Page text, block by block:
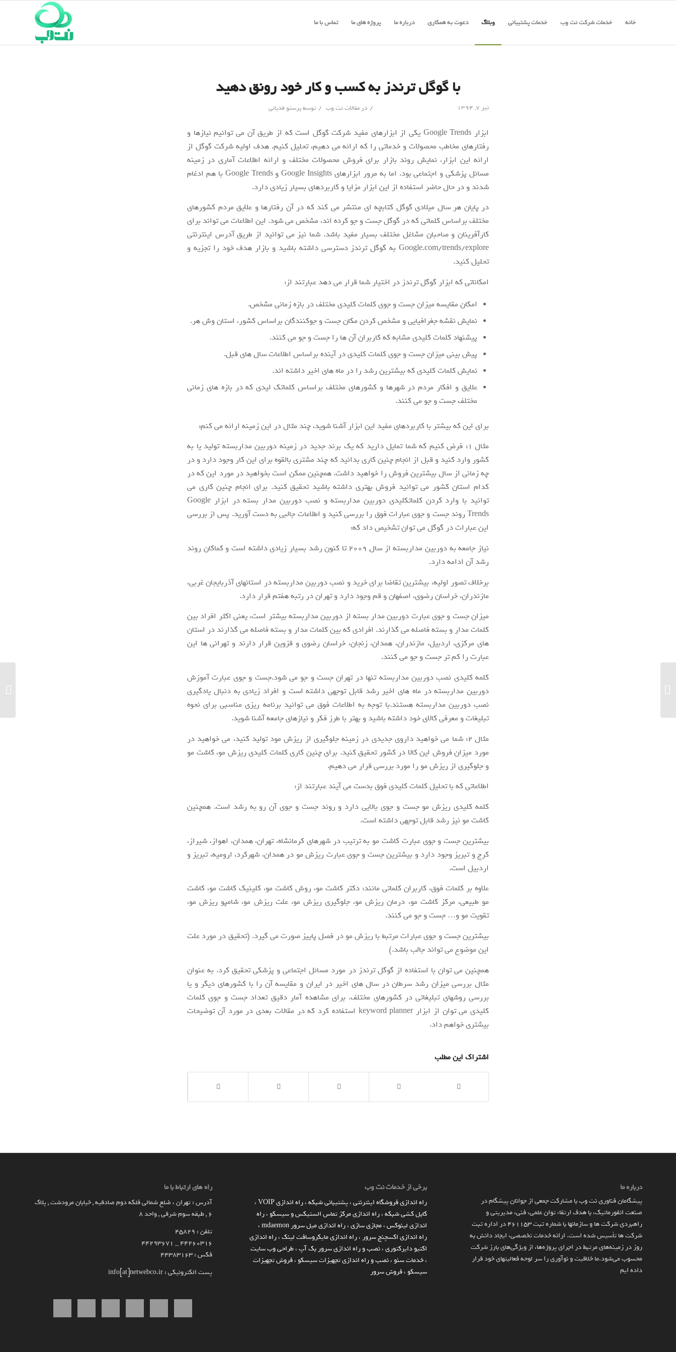
خانه خدمات شرکت نت وب خدمات پشتیبانی وبلاگ دعوت به همکاری درباره ما پروژه های ما تماس با ما
با گوگل ترندز به کسب و کار خود رونق دهید
تیر ۷, ۱۳۹۴ / درمقالات نت وب / توسطپرستو قدیانی
ابزار Google Trends یکی از ابزارهای مفید شرکت گوگل است که از طریق آن می توانیم نیازها و
رفتارهای مخاطب محصولات و خدماتی را که ارائه می دهیم، تحلیل کنیم. هدف اولیه شرکت گوگل از
ارائه این ابزار، نمایش روند بازار برای فروش محصولات مختلف و ارائه اطلاعات آماری در زمینه
مسائل پزشکی و اجتماعی بود. اما به مرور ابزارهای Google Insights و Google Trends با هم ادغام
شدند و در حال حاضر استفاده از این ابزار مزایا و کاربردهای بسیار زیادی دارد.
در پایان هر سال میلادی گوگل کتابچه ای منتشر می کند که در آن رفتارها و علایق مردم کشورهای
مختلف براساس کلماتی که در گوگل جست و جو کرده اند، مشخص می شود. این اطلاعات می تواند برای
کارآفرینان و صاحبان مشاغل مختلف بسیار مفید باشد. شما نیز می توانید از طریق آدرس اینترنتی
Google.com/trends/explore به گوگل ترندز دسترسی داشته باشید و بازار هدف خود را تجزیه و
تحلیل کنید.
امکاناتی که ابزار گوگل ترندز در اختیار شما قرار می دهد عبارتند از:
امکان مقایسه میزان جست و جوی کلمات کلیدی مختلف در بازه زمانی مشخص.
نمایش نقشه جغرافیایی و مشخص کردن مکان جست و جوکنندگان براساس کشور، استان وش هر.
پیشنهاد کلمات کلیدی مشابه که کاربران آن ها را جست و جو می کنند.
پیش بینی میزان جست و جوی کلمات کلیدی در آینده براساس اطلاعات سال های قبل.
نمایش کلمات کلیدی که بیشترین رشد را در ماه های اخیر داشته اند.
علایق و افکار مردم در شهرها و کشورهای مختلف براساس کلماتک لیدی که در بازه های زمانی
مختلف جست و جو می کنند.
برای این که بیشتر با کاربردهای مفید این ابزار آشنا شوید، چند مثال در این زمینه ارائه می کنم:
مثال ۱: فرض کنیم که شما تمایل دارید که یک برند جدید در زمینه دوربین مداربسته تولید یا به
کشور وارد کنید و قبل از انجام چنین کاری بدانید که چند مشتری بالقوه برای این کار وجود دارد و در
چه زمانی از سال بیشترین فروش را خواهید داشت. همچنین ممکن است بخواهید در مورد این که در
کدام استان کشور می توانید فروش بهتری داشته باشید تحقیق کنید. برای انجام چنین کاری می
توانید با وارد کردن کلماتکلیدی دوربین مداربسته و نصب دوربین مدار بسته در ابزار Google
Trends روند جست و جوی عبارات فوق را بررسی کنید و اطلاعات جالبی به دست آورید. پس از بررسی
این عبارات در گوگل می توان تشخیص داد که:
نیاز جامعه به دوربین مداربسته از سال ۲۰۰۹ تا کنون رشد بسیار زیادی داشته است و کماکان روند
رشد آن ادامه دارد.
برخلاف تصور اولیه، بیشترین تقاضا برای خرید و نصب دوربین مداربسته در استانهای آذربایجان غربی،
مازندران، خراسان رضوی، اصفهان و قم وجود دارد و تهران در رتبه هفتم قرار دارد.
میزان جست و جوی عبارت دوربین مدار بسته از دوربین مداربسته بیشتر است، یعنی اکثر افراد بین
کلمات مدار و بسته فاصله می گذارند. افرادی که بین کلمات مدار و بسته فاصله می گذارند در استان
های مرکزی، اردبیل، مازندران، همدان، زنجان، خراسان رضوی و قزوین قرار دارند و تهرانی ها این
عبارت را کم تر جست و جو می کنند.
کلمه کلیدی نصب دوربین مداربسته تنها در تهران جست و جو می شود.جست و جوی عبارت آموزش
دوربین مداربسته در ماه های اخیر رشد قابل توجهی داشته است و افراد زیادی به دنبال یادگیری
نصب دوربین مداربسته هستند.با توجه به اطلاعات فوق می توانید برنامه ریزی مناسبی برای نحوه
تبلیغات و معرفی کالای خود داشته باشید و بهتر با طرز فکر و نیازهای جامعه آشنا شوید.
مثال ۲: شما می خواهید داروی جدیدی در زمینه جلوگیری از ریزش مود تولید کنید، می خواهید در
مورد میزان فروش این کالا در کشور تحقیق کنید. برای چنین کاری کلمات کلیدی ریزش مو، کاشت مو
و جلوگیری از ریزش مو را مورد بررسی قرار می دهیم.
اطلاعاتی که با تحلیل کلمات کلیدی فوق بدست می آیند عبارتند از:
کلمه کلیدی ریزش مو جست و جوی بالایی دارد و روند جست و جوی آن رو به رشد است. همچنین
کاشت مو نیز رشد قابل توجهی داشته است.
بیشترین جست و جوی عبارت کاشت مو به ترتیب در شهرهای کرمانشاه، تهران، همدان، اهواز، شیراز،
کرج و تبریز وجود دارد و بیشترین جست و جوی عبارت ریزش مو در همدان، شهرکرد، ارومیه، تبریز و
اردبیل است.
علاوه بر کلمات فوق، کاربران کلماتی مانند: دکتر کاشت مو، روش کاشت مو، کلینیک کاشت مو، کاشت
مو طبیعی، مرکز کاشت مو، درمان ریزش مو، جلوگیری ریزش مو، علت ریزش مو، شامپو ریزش مو،
تقویت مو و… جست و جو می کنند.
بیشترین جست و جوی عبارات مرتبط با ریزش مو در فصل پاییز صورت می گیرد. (تحقیق در مورد علت
این موضوع می تواند جالب باشد.)
همچنین می توان با استفاده از گوگل ترندز در مورد مسائل اجتماعی و پزشکی تحقیق کرد. به عنوان
مثال بررسی میزان رشد سرطان در سال های اخیر در ایران و مقایسه آن را با کشورهای دیگر و یا
بررسی روشهای تبلیغاتی در کشورهای مختلف. برای مشاهده آمار دقیق تعداد جست و جوی کلمات
کلیدی می توان از ابزار keyword planner استفاده کرد که در مقالات بعدی در مورد آن توضیحات
بیشتری خواهم داد.
اشتراک این مطلب
راه های ارتباط با ما
آدرس : تهران ، ضلع شمالی فلکه دوم صادقیه , خیابان مرودشت , پلاک
۶ , طبقه سوم شرقی , واحد ۸
تلفن : 45829
۴۴۲۶۰۳۱۶ _ 44293671
فکس : 44383163
پست الکترونیکی : info[at]netwebco.ir
برخی از خدمات نت وب
راه اندازي فروشگاه اينترنتي،پشتیبانی شبکه،راه اندازی VOIP
،
کابل کشی شبکه،راه اندازی مرکز تماس الستیکس و سیسکو،راه
اندازی لینوکس،مجازی سازی،راه اندازی میل سرور mdaemon
،
راه اندازی اکسچنج سرور،راه اندازی مایکروسافت لینک،راه اندازی
اکتیو دایرکتوری،نصب و راه اندازی سرور بک آپ،طراحی وب سایت
،خدمات سئو،نصب و راه اندازی تجهیزات سیسکو،فروش تجهیزات
سیسکو،فروش سرور
درباره ما
پیشگامان فناوری نت وب با مشارکت جمعی از جوانان پیشگام در
صنعت انفورماتیک، با هدف ارتقاء توان علمی، فنی، مدیریتی و
راهبردی شرکت ها و سازمان­ها با شماره ثبت 461153 در اداره ثبت
شرکت ها تأسیس شده است. ارائه خدمات تخصصی، ایجاد دانش به‌
روز در زمینه‌های مرتبط در اجرای پروژه‌ها، از ویژگی‌های بارز شرکت
محسوب می‌شود.ما خلاقیت و نوآوری را سر لوحه فعالیتهای خود قرار
داده ایم
یک